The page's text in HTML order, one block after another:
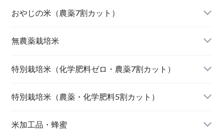
山形東置賜 つや姫（有機栽培米）
山形庄内 ミルキークィーン（有機栽培米）
北海道産 おぼろづき（自然栽培米）
北海道産 ななつぼし（自然栽培米）
島根松江きぬむすめ(有機栽培米)
おやじの米（農薬7割カット）
おやじの米 山形鶴岡産 雪若丸
【完売】おやじの米 山形鶴岡産ササニシキ
おやじの米 山形鶴岡産つや姫
おやじの米 山形鶴岡産こしひかり
無農薬栽培米
宮崎県産 太陽米ミルキークィーン
【完売】島根奥出雲産 櫛名田姫米こしひかり
【完売】新潟燕産 こしひかり
特別栽培米（化学肥料ゼロ・農薬7割カット）
風さやか（長野）
JAたじま コウノトリ育むお米 こしひかり（兵
特別栽培米（農薬・化学肥料5割カット）
新潟佐渡産 こしひかり
米加工品・蜂蜜